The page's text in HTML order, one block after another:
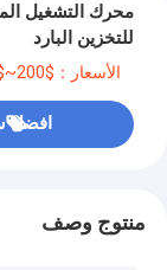
للتخزين البارد
الأسعار：$200~$100000
افضل
منتوج وصف